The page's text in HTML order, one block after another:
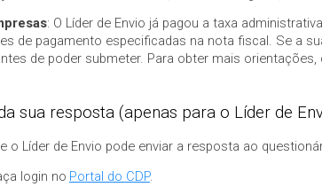
: O Líder de Envio já pagou a taxa
de pagamento especificadas na nota fiscal. Se a
de poder submeter. Para obter mais
sua resposta (apenas para o Líder de
o Líder de Envio pode enviar a resposta ao
login no Portal do CDP.